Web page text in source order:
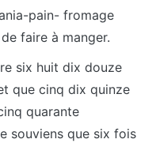
pain- fromage
faire à manger.
six huit dix douze
que cinq dix quinze
quarante
souviens que six fois